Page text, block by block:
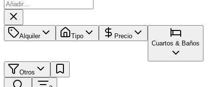
Alquiler Tipo
Precio
Cuartos & Baños
Otros